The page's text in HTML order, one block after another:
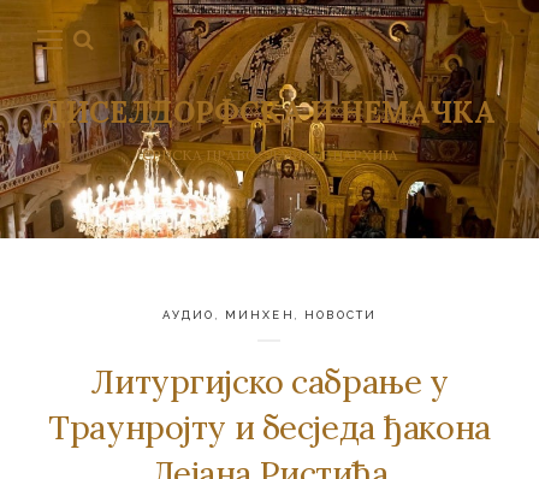
ДИСЕЛДОРФСКА И НЕМАЧКА
СРПСКА ПРАВОСЛАВНА ЕПАРХИЈА
АУДИО МИНХЕН НОВОСТИ
Литургијско сабрање у
Траунројту и бесједа ђакона